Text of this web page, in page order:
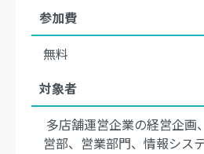
参加費
無料
対象者
多店舗運営企業の経営企画
営部、営業部門、情報シス